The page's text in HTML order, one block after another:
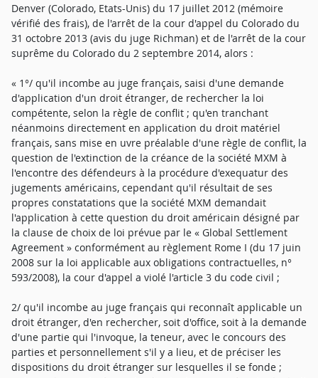
Denver (Colorado, Etats-Unis) du 17 juillet 2012 (mémoire
vérifié des frais), de l'arrêt de la cour d'appel du Colorado du
31 octobre 2013 (avis du juge Richman) et de l'arrêt de la cour
suprême du Colorado du 2 septembre 2014, alors :
« 1°/ qu'il incombe au juge français, saisi d'une demande
d'application d'un droit étranger, de rechercher la loi
compétente, selon la règle de conflit ; qu'en tranchant
néanmoins directement en application du droit matériel
français, sans mise en uvre préalable d'une règle de conflit, la
question de l'extinction de la créance de la société MXM à
l'encontre des défendeurs à la procédure d'exequatur des
jugements américains, cependant qu'il résultait de ses
propres constatations que la société MXM demandait
l'application à cette question du droit américain désigné par
la clause de choix de loi prévue par le « Global Settlement
Agreement » conformément au règlement Rome I (du 17 juin
2008 sur la loi applicable aux obligations contractuelles, n°
593/2008), la cour d'appel a violé l'article 3 du code civil ;
2/ qu'il incombe au juge français qui reconnaît applicable un
droit étranger, d'en rechercher, soit d'office, soit à la demande
d'une partie qui l'invoque, la teneur, avec le concours des
parties et personnellement s'il y a lieu, et de préciser les
dispositions du droit étranger sur lesquelles il se fonde ;